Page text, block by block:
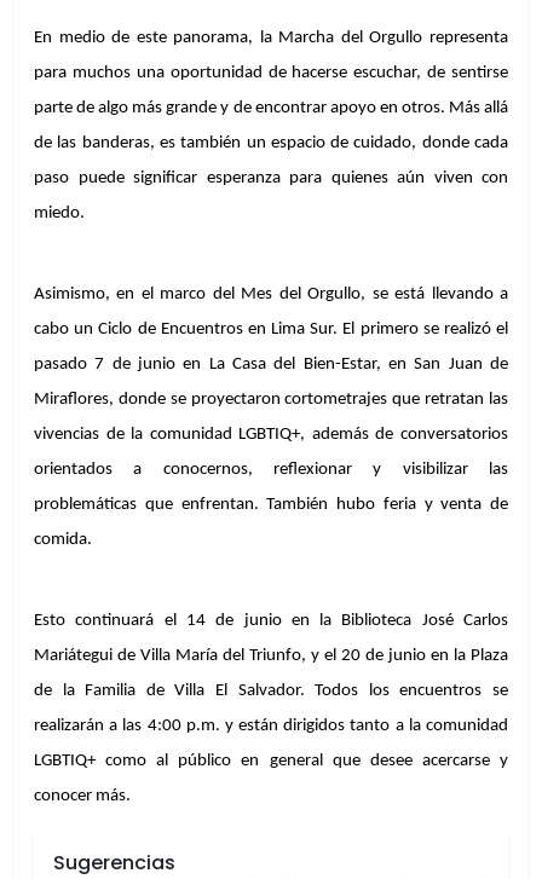
En medio de este panorama, la Marcha del Orgullo representa
para muchos una oportunidad de hacerse escuchar, de sentirse
parte de algo más grande y de encontrar apoyo en otros. Más allá
de las banderas, es también un espacio de cuidado, donde cada
paso puede significar esperanza para quienes aún viven con
miedo.
Asimismo, en el marco del Mes del Orgullo, se está llevando a
cabo un Ciclo de Encuentros en Lima Sur. El primero se realizó el
pasado 7 de junio en La Casa del Bien-Estar, en San Juan de
Miraflores, donde se proyectaron cortometrajes que retratan las
vivencias de la comunidad LGBTIQ+, además de conversatorios
orientados a conocernos, reflexionar y visibilizar las
problemáticas que enfrentan. También hubo feria y venta de
comida.
Esto continuará el 14 de junio en la Biblioteca José Carlos
Mariátegui de Villa María del Triunfo, y el 20 de junio en la Plaza
de la Familia de Villa El Salvador. Todos los encuentros se
realizarán a las 4:00 p.m. y están dirigidos tanto a la comunidad
LGBTIQ+ como al público en general que desee acercarse y
conocer más.
Sugerencias